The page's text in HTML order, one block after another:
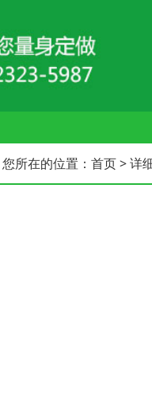
您所在的位置： 首页> 详